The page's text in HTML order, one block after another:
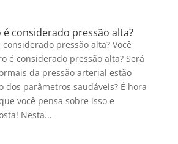
considerado pressão alta?
pressão alta? Você
é considerado pressão alta? Será
da pressão arterial estão
dos parâmetros saudáveis? É hora
você pensa sobre isso e
Nesta...